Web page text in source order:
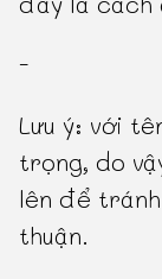
-
Lưu ý: với
trọng, do
lên để
thuận.